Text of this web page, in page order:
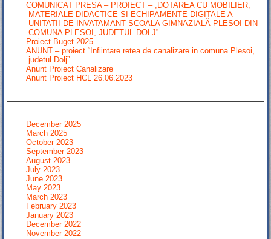
COMUNICAT PRESA – PROIECT – „DOTAREA CU MOBILIER,
MATERIALE DIDACTICE SI ECHIPAMENTE DIGITALE A
UNITATII DE INVATAMANT SCOALA GIMNAZIALĂ PLESOI DIN
COMUNA PLESOI, JUDETUL DOLJ”
Proiect Buget 2025
ANUNT – proiect “Infiintare retea de canalizare in comuna Plesoi,
judetul Dolj”
Anunt Proiect Canalizare
Anunt Proiect HCL 26.06.2023
December 2025
March 2025
October 2023
September 2023
August 2023
July 2023
June 2023
May 2023
March 2023
February 2023
January 2023
December 2022
November 2022